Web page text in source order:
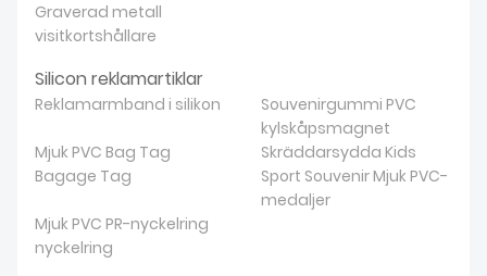
Graverad metall
visitkortshållare
Silicon reklamartiklar
Reklamarmband i silikon
Souvenirgummi PVC
kylskåpsmagnet
Mjuk PVC Bag Tag
Bagage Tag
Skräddarsydda Kids
Sport Souvenir Mjuk PVC-
medaljer
Mjuk PVC PR-nyckelring
nyckelring